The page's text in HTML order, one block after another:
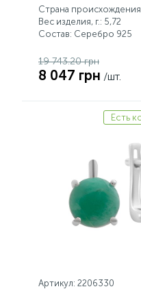
Страна
Вес изделия, г.: 5,72
Состав: Серебро 925
19 743.20 грн
8 047 грн /шт.
Есть
Артикул: 2206330